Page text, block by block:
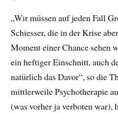
„Wir müssen auf jeden Fall
Schiesser, die in der Krise
Moment einer Chance sehen
ein heftiger Einschnitt, auch
natürlich das Davor“, so die
mittlerweile Psychotherapie
(was vorher ja verboten war),